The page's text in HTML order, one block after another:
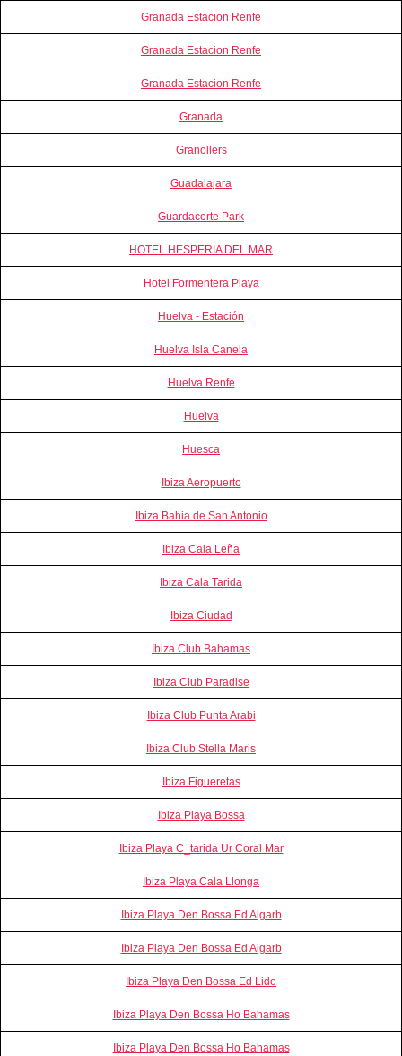
Granada Estacion Renfe
Granada Estacion Renfe
Granada Estacion Renfe
Granada
Granollers
Guadalajara
Guardacorte Park
HOTEL HESPERIA DEL MAR
Hotel Formentera Playa
Huelva - Estación
Huelva Isla Canela
Huelva Renfe
Huelva
Huesca
Ibiza Aeropuerto
Ibiza Bahia de San Antonio
Ibiza Cala Leña
Ibiza Cala Tarida
Ibiza Ciudad
Ibiza Club Bahamas
Ibiza Club Paradise
Ibiza Club Punta Arabi
Ibiza Club Stella Maris
Ibiza Figueretas
Ibiza Playa Bossa
Ibiza Playa C_tarida Ur Coral Mar
Ibiza Playa Cala Llonga
Ibiza Playa Den Bossa Ed Algarb
Ibiza Playa Den Bossa Ed Algarb
Ibiza Playa Den Bossa Ed Lido
Ibiza Playa Den Bossa Ho Bahamas
Ibiza Playa Den Bossa Ho Bahamas